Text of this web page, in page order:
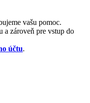
vašu pomoc.
a zároveň pre vstup do
účtu.